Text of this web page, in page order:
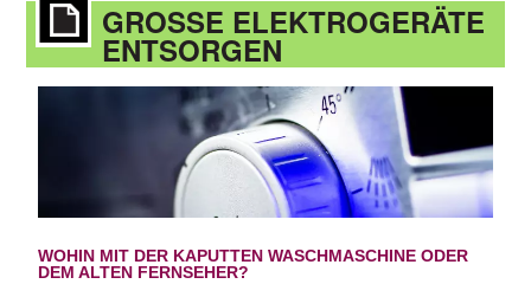
GROSSE ELEKTROGERÄTE E
NTSORGEN
WOHIN MIT DER KAPUTTEN WASCHMASCHINE ODER
DEM ALTEN FERNSEHER?